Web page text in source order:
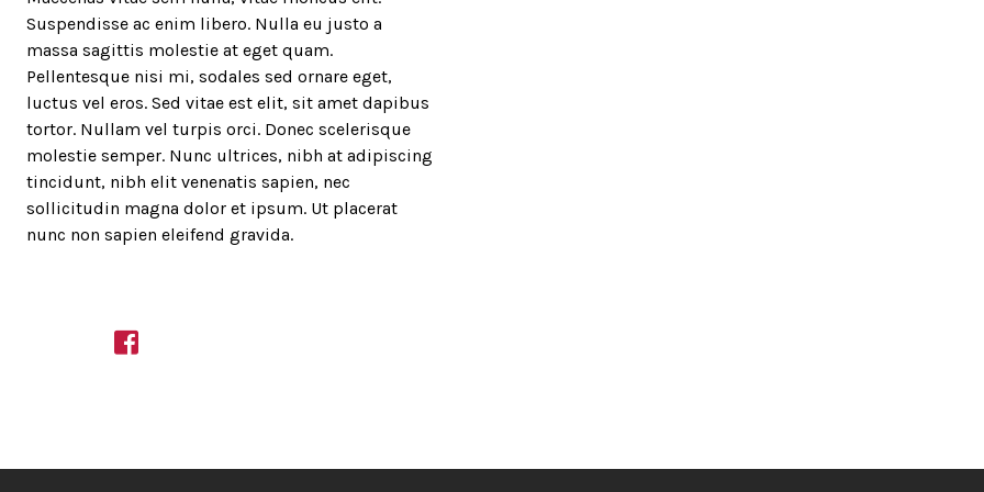
Suspendisse ac enim libero. Nulla eu justo a
massa sagittis molestie at eget quam.
Pellentesque nisi mi, sodales sed ornare eget,
luctus vel eros. Sed vitae est elit, sit amet dapibus
tortor. Nullam vel turpis orci. Donec scelerisque
molestie semper. Nunc ultrices, nibh at adipiscing
tincidunt, nibh elit venenatis sapien, nec
sollicitudin magna dolor et ipsum. Ut placerat
nunc non sapien eleifend gravida.